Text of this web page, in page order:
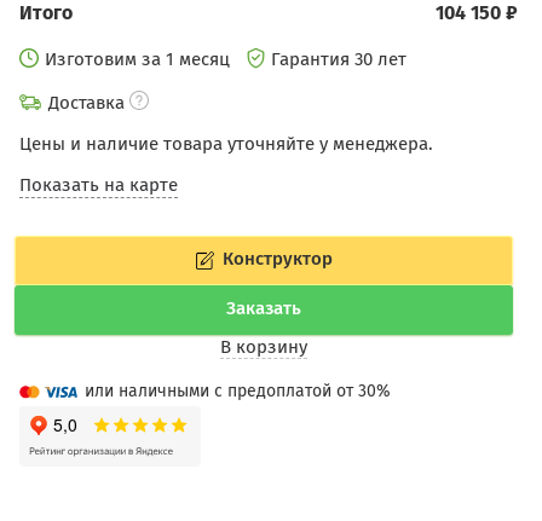
104 150 ₽
Итого
Изготовим за 1 месяц
Гарантия 30 лет
Доставка
Цены и наличие товара уточняйте у менеджера.
Показать на карте
Конструктор
Заказать
В корзину
или наличными с предоплатой от 30%